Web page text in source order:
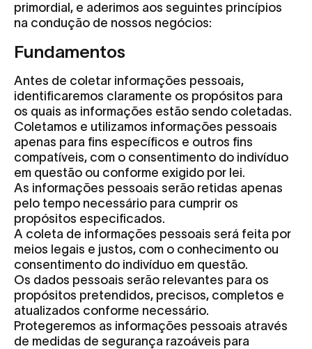
primordial, e aderimos aos seguintes princípios
na condução de nossos negócios:
Fundamentos
Antes de coletar informações pessoais,
identificaremos claramente os propósitos para
os quais as informações estão sendo coletadas.
Coletamos e utilizamos informações pessoais
apenas para fins específicos e outros fins
compatíveis, com o consentimento do indivíduo
em questão ou conforme exigido por lei.
As informações pessoais serão retidas apenas
pelo tempo necessário para cumprir os
propósitos especificados.
A coleta de informações pessoais será feita por
meios legais e justos, com o conhecimento ou
consentimento do indivíduo em questão.
Os dados pessoais serão relevantes para os
propósitos pretendidos, precisos, completos e
atualizados conforme necessário.
Protegeremos as informações pessoais através
de medidas de segurança razoáveis para